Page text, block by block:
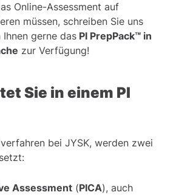
unser PrepPack™
Fragen
Online-Assessment auf
müssen, schreiben Sie uns
gerne das PI PrepPack™ in
zur Verfügung!
Sie in einem PI
bei JYSK, werden zwei
Assessment (PICA), auch